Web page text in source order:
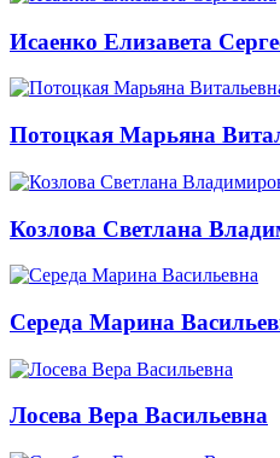
Исаенко Елизавета
Потоцкая Марьяна
Козлова Светлана
Середа Марина
Лосева Вера Васильевна